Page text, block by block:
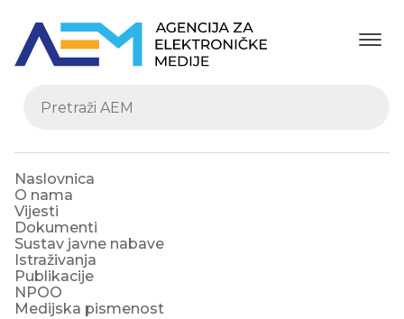
Naslovnica
O nama
Vijesti
Dokumenti
Sustav javne nabave
Istraživanja
Publikacije
NPOO
Medijska pismenost